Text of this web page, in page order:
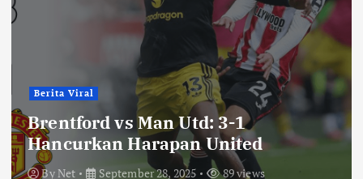
Berita Viral
Brentford vs Man Utd: 3-1
Hancurkan Harapan United
ByNet September 28, 2025 89 views